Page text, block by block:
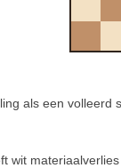
als een volleerd
wit